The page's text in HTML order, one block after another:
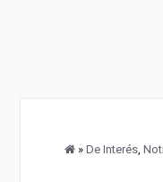
» De Interés,